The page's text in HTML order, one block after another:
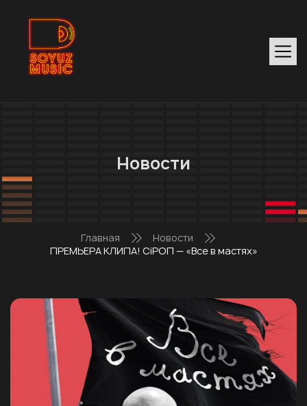
Новости
Главная
Новости
ПРЕМЬЕРА КЛИПА! СiРОП — «Все в мастях»